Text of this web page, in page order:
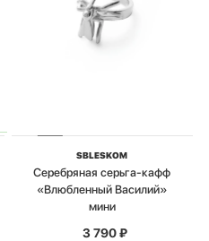
SBLESKOM
Серебряная серьга-кафф
«Влюбленный Василий»
мини
3 790₽